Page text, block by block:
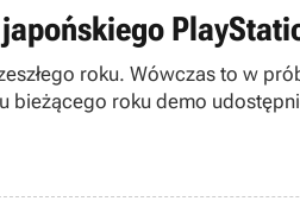
roku. Wówczas to w
roku demo